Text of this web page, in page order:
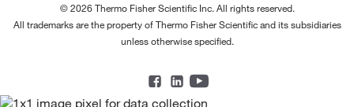
© 2026 Thermo Fisher Scientific Inc. All rights reserved.
All trademarks are the property of Thermo Fisher Scientific and its subsidiaries
unless otherwise specified.